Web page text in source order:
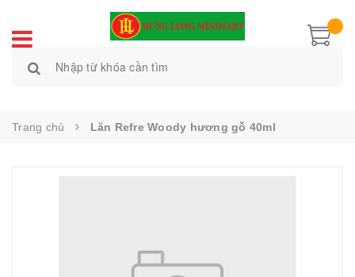
Trang chủ Lăn Refre Woody hương gỗ 40ml